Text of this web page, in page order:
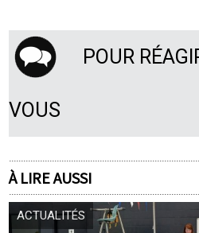
POUR
VOUS
À LIRE AUSSI
ACTUALITÉS